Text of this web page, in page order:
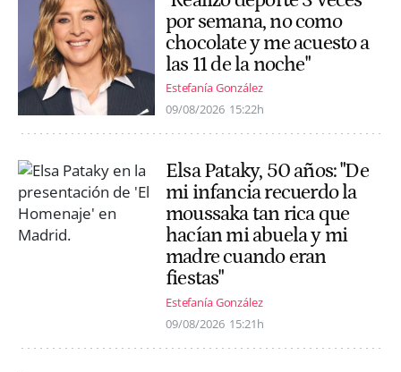
por semana, no como
chocolate y me acuesto a
las 11 de la noche"
Estefanía González
09/08/2026 15:22h
Elsa Pataky, 50 años: "De
mi infancia recuerdo la
moussaka tan rica que
hacían mi abuela y mi
madre cuando eran
fiestas"
Estefanía González
09/08/2026 15:21h